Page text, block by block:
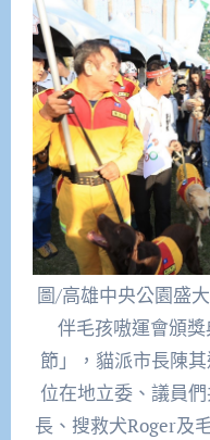
圖/高雄中央公園盛
伴毛孩嗷運會頒
節」，貓派市長陳
位在地立委、議員
長、搜救犬Roger及